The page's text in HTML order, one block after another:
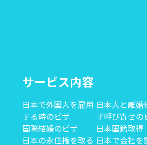
サービス内容
日本で外国人を雇用
する時のビザ
国際結婚のビザ
日本の永住権を取る
日本人と離婚
子呼び寄せの
日本国籍取得
日本で会社を